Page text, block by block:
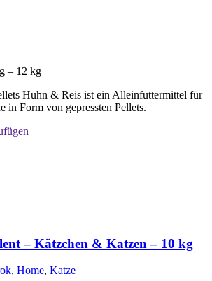
– 12 kg
Huhn & Reis ist ein Alleinfuttermittel für
in Form von gepressten Pellets.
– Kätzchen & Katzen – 10 kg
, Home, Katze